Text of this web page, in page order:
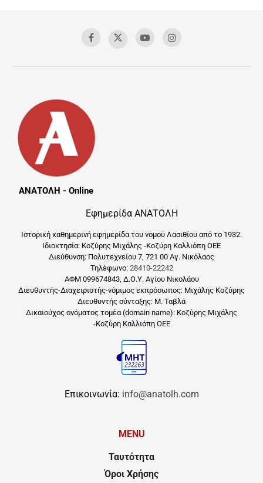
ΑΝΑΤΟΛΗ - Online
Εφημερίδα ΑΝΑΤΟΛΗ
Ιστορική καθημερινή εφημερίδα του νομού Λασιθίου από το 1932.
Ιδιοκτησία: Κοζύρης Μιχάλης -Κοζύρη Καλλιόπη ΟΕΕ
Διεύθυνση: Πολυτεχνείου 7, 721 00 Αγ. Νικόλαος
Τηλέφωνο: 28410-22242
ΑΦΜ 099674843, Δ.Ο.Υ. Αγίου Νικολάου
Διευθυντής-Διαχειριστής-νόμιμος εκπρόσωπος: Μιχάλης Κοζύρης
Διευθυντής σύνταξης: Μ. Ταβλά
Δικαιούχος ονόματος τομέα (domain name): Κοζύρης Μιχάλης
-Κοζύρη Καλλιόπη ΟΕΕ
Επικοινωνία: info@anatolh.com
MENU
Ταυτότητα
Όροι Χρήσης